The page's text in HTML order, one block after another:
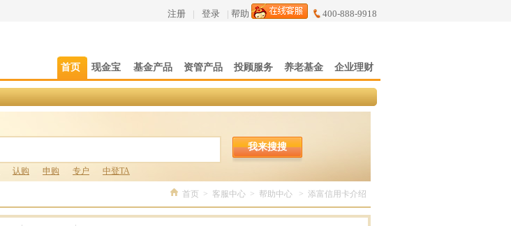
注册 | 登录 | 帮助 400-888-9918
首页 现金宝 基金产品 资管产品 投顾服务 养老基金 企业理财
认购 申购 专户 中登TA
我来搜搜
首页 > 客服中心 > 帮助中心 > 添富信用卡介绍